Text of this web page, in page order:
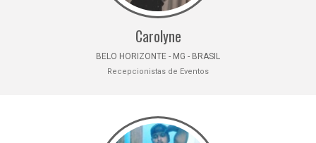
Carolyne
BELO HORIZONTE - MG - BRASIL
Recepcionistas de Eventos